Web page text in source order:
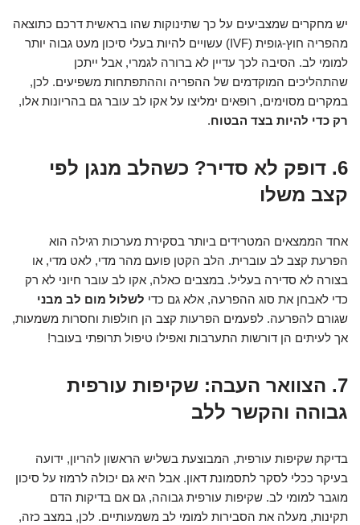
יש מחקרים שמצביעים על כך שתינוקות שהו בראשית דרכם כתוצאה
מהפריה חוץ-גופית (IVF) עשויים להיות בעלי סיכון מעט גבוה יותר
למומי לב. הסיבה לכך עדיין לא ברורה לגמרי, אבל ייתכן
שהתהליכים המוקדמים של ההפריה וההתפתחות משפיעים. לכן,
במקרים מסוימים, רופאים ימליצו על אקו לב עובר גם בהריונות אלו,
רק כדי להיות בצד הבטוח.
6. דופק לא סדיר? כשהלב מנגן לפי
קצב משלו
אחד הממצאים המטרידים ביותר בסקירת מערכות רגילה הוא
הפרעת קצב לב עוברית. הלב הקטן פועם מהר מדי, לאט מדי, או
בצורה לא סדירה בעליל. במצבים כאלה, אקו לב עובר חיוני לא רק
כדי לאבחן את סוג ההפרעה, אלא גם כדי לשלול מום לב מבני
שגורם להפרעה. לפעמים הפרעות קצב הן חולפות וחסרות משמעות,
אך לעיתים הן דורשות התערבות ואפילו טיפול תרופתי בעובר!
7. הצוואר העבה: שקיפות עורפית
גבוהה והקשר ללב
בדיקת שקיפות עורפית, המבוצעת בשליש הראשון להריון, ידועה
בעיקר ככלי לסקר לתסמונת דאון. אבל היא גם יכולה לרמוז על סיכון
מוגבר למומי לב. שקיפות עורפית גבוהה, גם אם בדיקות הדם
תקינות, מעלה את הסבירות למומי לב משמעותיים. לכן, במצב כזה,